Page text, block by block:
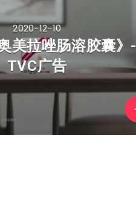
2020-12-10
美拉唑肠溶胶囊》-
TVC广告